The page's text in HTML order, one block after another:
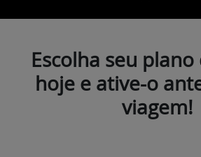
Escolha seu
hoje e ative-o
viagem!